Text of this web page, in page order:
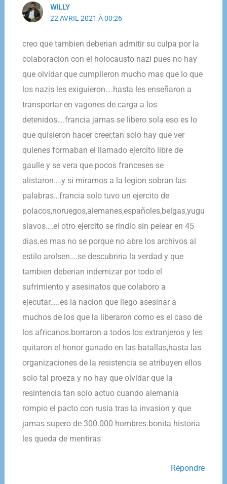
WILLY
22 AVRIL 2021 À 00:26
creo que tambien deberian admitir su culpa por la
colaboracion con el holocausto nazi pues no hay
que olvidar que cumplieron mucho mas que lo que
los nazis les exiguieron….hasta les enseñaron a
transportar en vagones de carga a los
detenidos….francia jamas se libero sola eso es lo
que quisieron hacer creer,tan solo hay que ver
quienes formaban el llamado ejercito libre de
gaulle y se vera que pocos franceses se
alistaron….y si miramos a la legion sobran las
palabras…francia solo tuvo un ejercito de
polacos,noruegos,alemanes,españoles,belgas,yugu
slavos….el otro ejercito se rindio sin pelear en 45
dias.es mas no se porque no abre los archivos al
estilo arolsen….se descubriria la verdad y que
tambien deberian indemizar por todo el
sufrimiento y asesinatos que colaboro a
ejecutar…..es la nacion que llego asesinar a
muchos de los que la liberaron como es el caso de
los africanos.borraron a todos los extranjeros y les
quitaron el honor ganado en las batallas,hasta las
organizaciones de la resistencia se atribuyen ellos
solo tal proeza y no hay que olvidar que la
resintencia tan solo actuo cuando alemania
rompio el pacto con rusia tras la invasion y que
jamas supero de 300.000 hombres.bonita historia
les queda de mentiras
Répondre